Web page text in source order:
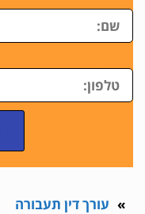
עורך דין תעבורה